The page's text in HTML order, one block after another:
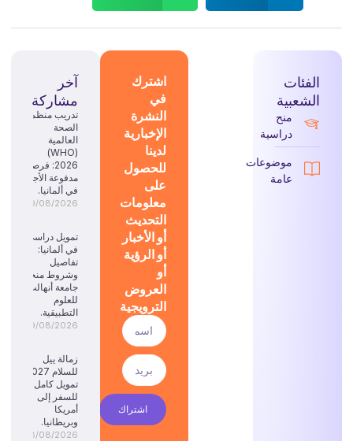
الفئات
الشعبية
منح
دراسية
موضوعات
عامة
اشترك
في
النشرة
الإخبارية
لدينا
للحصول
على
معلومات
التحديث
أو الأخبار
أو الرؤية
أو
العروض
الترويجية
اشتراك
آخر
مشاركة
تدريب منظمة
الصحة
العالمية
(WHO)
2026: فرصة
مدفوعة الأجر
في ألمانيا.
09/08/2026
تمويل دراسي
في ألمانيا:
تفاصيل
وشروط منحة
جامعة أنهالت
للعلوم
التطبيقية.
09/08/2026
زمالة ييل
تمويل كامل
للسفر إلى
أمريكا
وبريطانيا.
08/08/2026